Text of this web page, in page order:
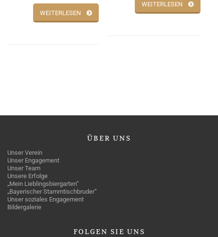
WEITERLESEN
WEITERLESEN
ÜBER UNS
Unser Verein
Unser Engagement
Unser Team
Unsere Erfolge
„Mein Lieblingsbiergarten“
„Bayerischer Stammtischbruder“
Unser soziales Engagement
Bildergalerie
FOLGEN SIE UNS